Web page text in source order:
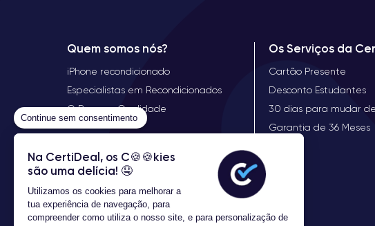
Quem somos nós?
iPhone recondicionado
Especialistas em Recondicionados
O Preço, a Qualidade
Os Serviços da
Cartão Presente
Desconto Estudantes
30 dias para mudar
Garantia de 36 Meses
Continue sem consentimento
Na CertiDeal, os C🍪🍪kies
são uma delícia! 🤤
Utilizamos os cookies para melhorar a
tua experiência de navegação, para
compreender como utiliza o nosso site, e para personalização de